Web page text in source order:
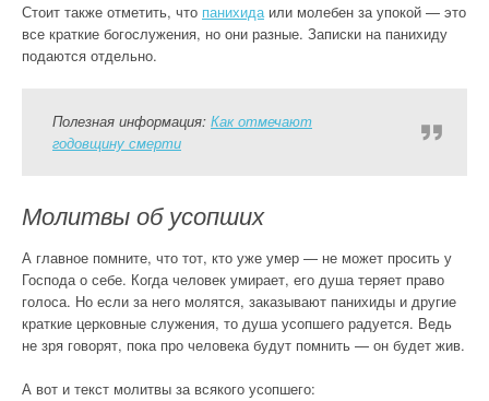
Стоит также отметить, что панихидаили молебен за упокой — это
все краткие богослужения, но они разные. Записки на панихиду
подаются отдельно.
Полезная информация: Как отмечают
годовщину смерти
Молитвы об усопших
А главное помните, что тот, кто уже умер — не может просить у
Господа о себе. Когда человек умирает, его душа теряет право
голоса. Но если за него молятся, заказывают панихиды и другие
краткие церковные служения, то душа усопшего радуется. Ведь
не зря говорят, пока про человека будут помнить — он будет жив.
А вот и текст молитвы за всякого усопшего: